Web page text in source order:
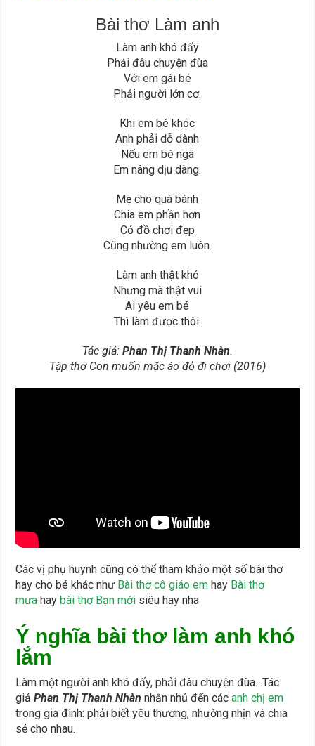
Bài thơ Làm anh
Làm anh khó đấy
Phải đâu chuyện đùa
Với em gái bé
Phải người lớn cơ.
Khi em bé khóc
Anh phải dỗ dành
Nếu em bé ngã
Em nâng dịu dàng.
Mẹ cho quà bánh
Chia em phần hơn
Có đồ chơi đẹp
Cũng nhường em luôn.
Làm anh thật khó
Nhưng mà thật vui
Ai yêu em bé
Thì làm được thôi.
Tác giả: Phan Thị Thanh Nhàn.
Tập thơ Con muốn mặc áo đỏ đi chơi (2016)
Các vị phụ huynh cũng có thể tham khảo một số bài thơ
hay cho bé khác như Bài thơ cô giáo em hay Bài thơ
mưa haybài thơ Bạn mới siêu hay nha
Ý nghĩa bài thơ làm anh khó
lắm
Làm một người anh khó đấy, phải đâu chuyện đùa…Tác
giảPhan Thị Thanh Nhàn nhắn nhủ đến cácanh chị em
trong gia đình: phải biết yêu thương, nhường nhịn và chia
sẻ cho nhau.